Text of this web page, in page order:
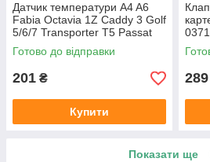
Датчик температури A4 A6
Fabia Octavia 1Z Caddy 3 Golf
5/6/7 Transporter T5 Passat
B6 (колір сірий)
Готово до відправки
201 ₴
Купити
289
Показати ще